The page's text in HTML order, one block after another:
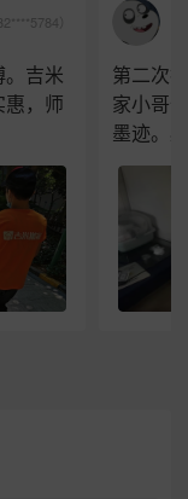
）
吉米
，师
第二次
家小哥
墨迹。